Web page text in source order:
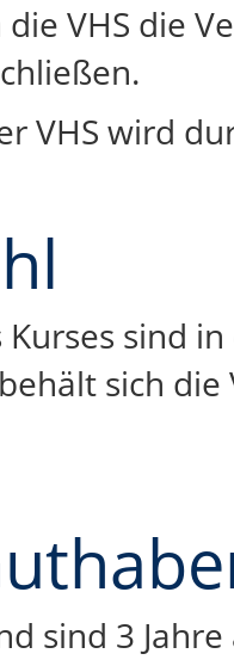
VHS die
VHS wird
sind
sich
sind 3